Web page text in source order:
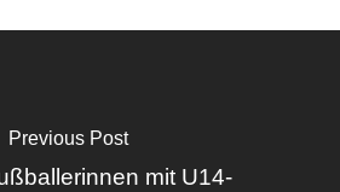
Previous Post
mit U14-